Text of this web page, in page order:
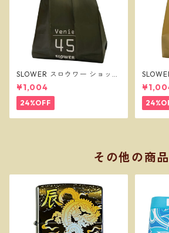
SLOWER スロウワー ショッパ
ーバッグ ビーニー L オリーブ
SLW257
¥1,004
24%OFF
ーバッ
W256
その他の商品